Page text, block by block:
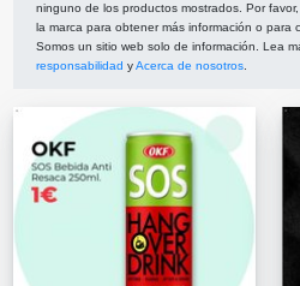
ninguno de los productos mostrados. Por
la marca para obtener más información o para
Somos un sitio web solo de información. Lea
responsabilidad yAcerca de nosotros